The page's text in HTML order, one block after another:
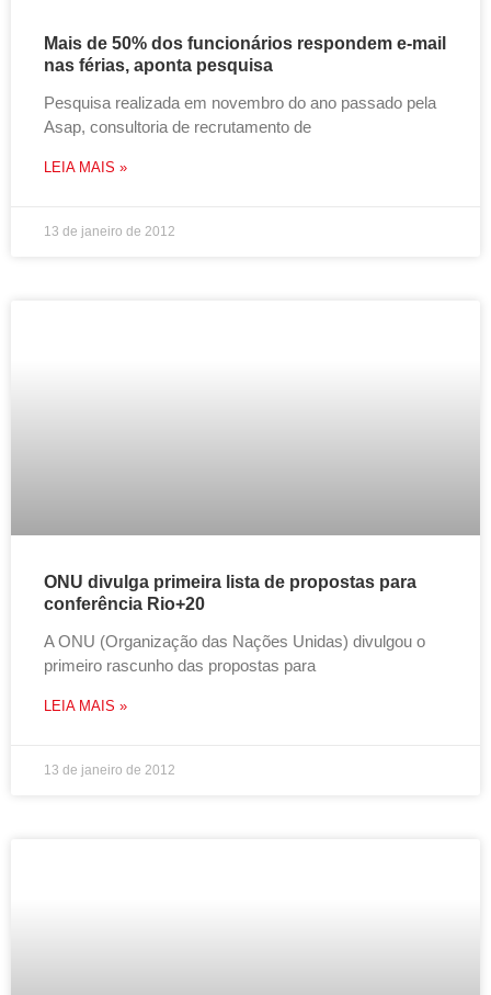
Mais de 50% dos funcionários respondem e-mail
nas férias, aponta pesquisa
Pesquisa realizada em novembro do ano passado pela
Asap, consultoria de recrutamento de
LEIA MAIS »
13 de janeiro de 2012
ONU divulga primeira lista de propostas para
conferência Rio+20
A ONU (Organização das Nações Unidas) divulgou o
primeiro rascunho das propostas para
LEIA MAIS »
13 de janeiro de 2012